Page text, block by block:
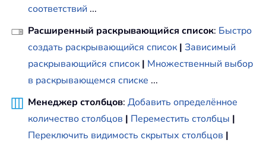
соответствий ...
Расширенный раскрывающийся список: Быстро
создать раскрывающийся список | Зависимый
раскрывающийся список | Множественный выбор
в раскрывающемся списке ...
Менеджер столбцов: Добавить определённое
количество столбцов | Переместить столбцы |
Переключить видимость скрытых столбцов |